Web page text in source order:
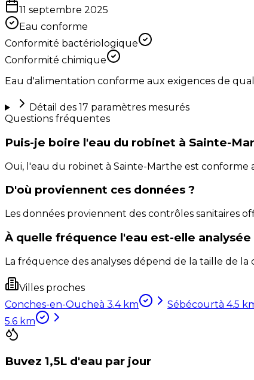
11 septembre 2025
Eau conforme
Conformité bactériologique
Conformité chimique
Eau d'alimentation conforme aux exigences de
Détail des 17 paramètres mesurés
Questions fréquentes
Puis-je boire l'eau du robinet à Sainte-
Oui, l'eau du robinet à Sainte-Marthe est
D'où proviennent ces données ?
Les données proviennent des contrôles sanitaires
À quelle fréquence l'eau est-elle analysée
La fréquence des analyses dépend de la taille de
Villes proches
Conches-en-Oucheà 3.4km Sébécourtà 4.5
5.6 km
Buvez 1,5L d'eau par jour